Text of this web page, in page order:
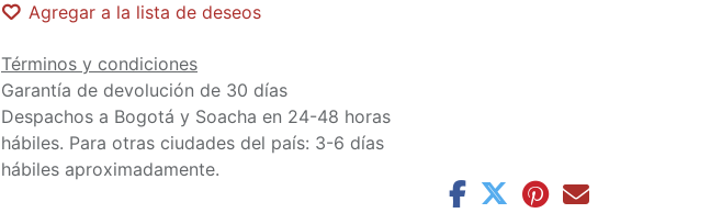
Agregar a la lista de deseos
Términos y condiciones
Garantía de devolución de 30 días
Despachos a Bogotá y Soacha en 24-48 horas
hábiles. Para otras ciudades del país: 3-6 días
hábiles aproximadamente.